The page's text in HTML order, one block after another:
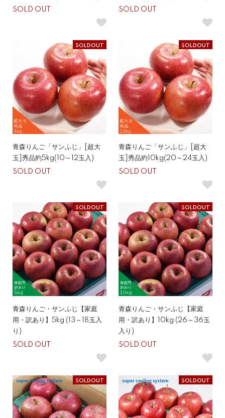
SOLD OUT
SOLD OUT
SOLDOUT
青森りんご「サンふじ」[超大
玉]秀品約5kg(10～12玉入)
SOLD OUT
SOLDOUT
青森りんご「サンふじ」[超大
玉]秀品約10kg(20～24玉入)
SOLD OUT
SOLDOUT
青森りんご・サンふじ【家庭
用・訳あり】5kg (13～18玉入
り)
SOLD OUT
SOLDOUT
青森りんご・サンふじ【家庭
用・訳あり】10kg (26～36玉
入り)
SOLD OUT
SOLDOUT SOLDOUT